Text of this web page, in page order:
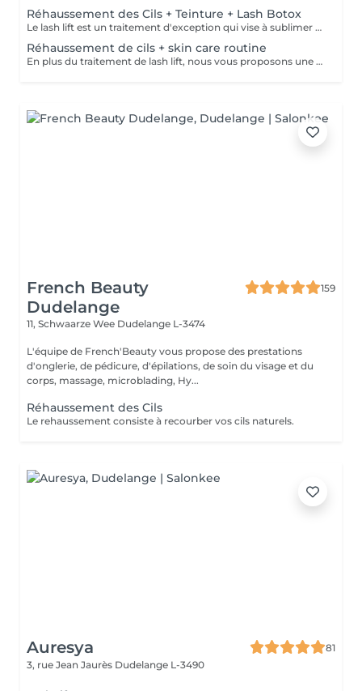
Réhaussement des Cils + Teinture + Lash Botox
Le lash lift est un traitement d'exception qui vise à sublimer la beauté naturelle de vos cils en leur donnant une courbure élégante et durable. Associé au lash botox, ce soin apporte une véritable revitalisation à vos cils, les nourrissant en profondeur, les renforçant et leur offrant une apparence saine et éclatante. Grâce à cette combinaison unique, vous bénéficiez d'un regard intensifié. De plus, notre service inclus une teinture noire des cils, mettant en valeur leur intensité et accentuant encore davantage votre regard.
Réhaussement de cils + skin care routine
En plus du traitement de lash lift, nous vous proposons une expérience complète de soins de la peau. Notre routine de soins personnalisée comprend un double nettoyage pour éliminer les impuretés, suivi d'une exfoliation douce pour une peau lisse et radieuse. Ensuite, nous infusons votre peau avec un sérum hydratant spécialement sélectionné pour répondre à vos besoins. Enfin, nous appliquons un masque facial sur mesure qui offre une hydratation intense et une sensation de bien-être apaisante. Cette combinaison de lash lift et de soins de la peau vous permet de profiter de cils magnifiquement recourbés et d'une peau éclatante.
French Beauty
Dudelange
159
11, Schwaarze Wee Dudelange L-3474
L'équipe de French'Beauty vous propose des prestations
d'onglerie, de pédicure, d'épilations, de soin du visage et du
corps, massage, microblading, Hy...
Réhaussement des Cils
Le rehaussement consiste à recourber vos cils naturels.
Auresya
81
3, rue Jean Jaurès Dudelange L-3490